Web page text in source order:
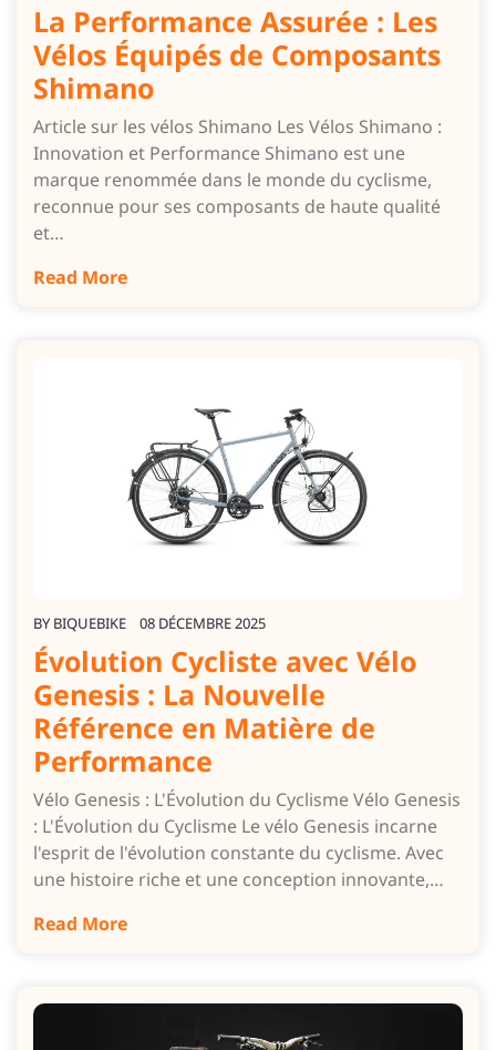
La Performance Assurée : Les
Vélos Équipés de Composants
Shimano
Article sur les vélos Shimano Les Vélos Shimano :
Innovation et Performance Shimano est une
marque renommée dans le monde du cyclisme,
reconnue pour ses composants de haute qualité
et…
Read More
BY BIQUEBIKE 08 DÉCEMBRE 2025
Évolution Cycliste avec Vélo
Genesis : La Nouvelle
Référence en Matière de
Performance
Vélo Genesis : L'Évolution du Cyclisme Vélo Genesis
: L'Évolution du Cyclisme Le vélo Genesis incarne
l'esprit de l'évolution constante du cyclisme. Avec
une histoire riche et une conception innovante,…
Read More